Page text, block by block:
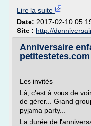
Lire la suite
Date: 2017-02-10
Site : http://
Anniversaire
petitestetes.com
Les invités
Là, c'est à vous de
de gérer... Grand
pyjama party...
La durée de